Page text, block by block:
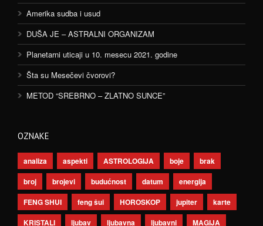
Amerika sudba i usud
DUŠA JE – ASTRALNI ORGANIZAM
Planetarni uticaji u 10. mesecu 2021. godine
Šta su Mesečevi čvorovi?
METOD “SREBRNO – ZLATNO SUNCE”
OZNAKE
analiza aspekti ASTROLOGIJA boje
brak
broj
brojevi budućnost datum
energija
FENG SHUI
feng šui HOROSKOP jupiter
karte
KRISTALI
ljubav ljubavna ljubavni MAGIJA